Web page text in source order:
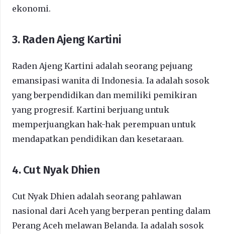
ekonomi.
3. Raden Ajeng Kartini
Raden Ajeng Kartini adalah seorang pejuang
emansipasi wanita di Indonesia. Ia adalah sosok
yang berpendidikan dan memiliki pemikiran
yang progresif. Kartini berjuang untuk
memperjuangkan hak-hak perempuan untuk
mendapatkan pendidikan dan kesetaraan.
4. Cut Nyak Dhien
Cut Nyak Dhien adalah seorang pahlawan
nasional dari Aceh yang berperan penting dalam
Perang Aceh melawan Belanda. Ia adalah sosok